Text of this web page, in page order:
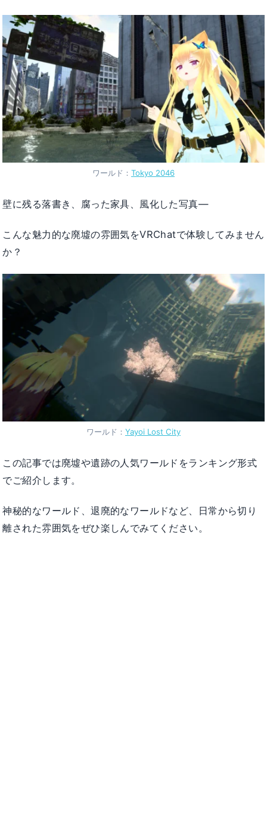
ワールド： Tokyo 2046
壁に残る落書き、腐った家具、風化した写真―
こんな魅力的な廃墟の雰囲気をVRChatで体験してみません
か？
ワールド： Yayoi Lost City
この記事では廃墟や遺跡の人気ワールドをランキング形式
でご紹介します。
神秘的なワールド、退廃的なワールドなど、日常から切り
離された雰囲気をぜひ楽しんでみてください。